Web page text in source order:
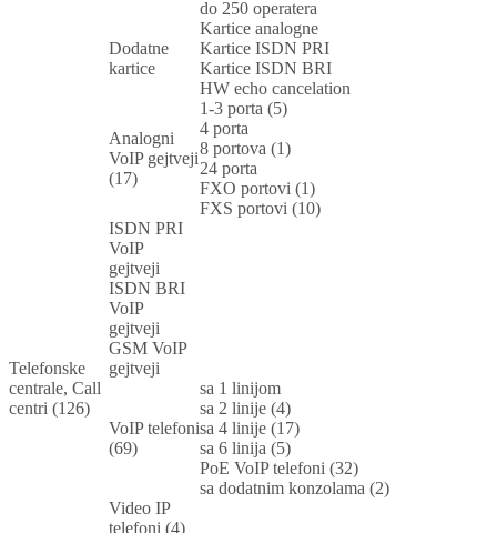
Telefonske
centrale, Call
centri (126)
do 250 operatera
Dodatne
kartice
Kartice analogne
Kartice ISDN PRI
Kartice ISDN BRI
HW echo cancelation
Analogni
VoIP gejtveji
(17)
1-3 porta (5)
4 porta
8 portova (1)
24 porta
FXO portovi (1)
FXS portovi (10)
ISDN PRI
VoIP
gejtveji
ISDN BRI
VoIP
gejtveji
GSM VoIP
gejtveji
VoIP telefoni
(69)
sa 1 linijom
sa 2 linije (4)
sa 4 linije (17)
sa 6 linija (5)
PoE VoIP telefoni (32)
sa dodatnim konzolama (2)
Video IP
telefoni (4)